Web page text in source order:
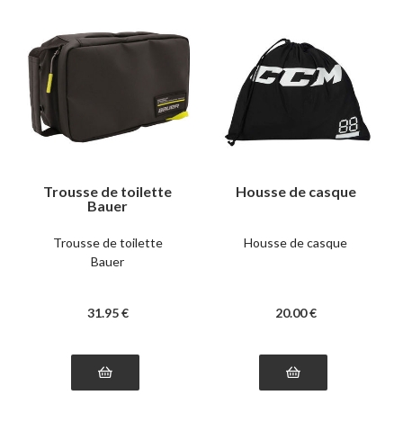
Trousse de toilette
Bauer
Trousse de toilette
Bauer
31.95 €
Housse de casque
Housse de casque
20.00 €